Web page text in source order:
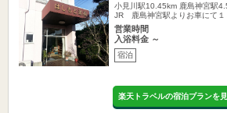
小見川駅10.45km 鹿島神宮駅
JR 鹿島神宮駅よりお車にて１
営業時間
入浴料金 ～
宿泊
楽天トラベルの宿泊プランを